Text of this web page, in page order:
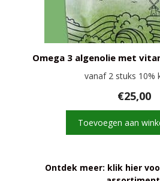
Omega 3 algenolie met
vanaf 2 stuks 10%
€25,00
Toevoegen aan
Ontdek meer: klik hier